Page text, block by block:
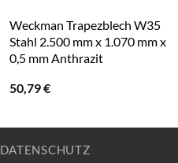
Weckman Trapezblech W35
Stahl 2.500 mm x 1.070 mm x
0,5 mm Anthrazit
50,79€
DATENSCHUTZ